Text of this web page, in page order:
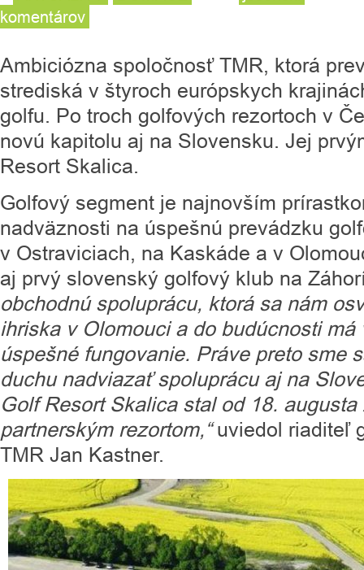
komentárov
Ambiciózna spoločnosť TMR, ktorá
strediská v štyroch európskych
golfu. Po troch golfových rezortoch v
novú kapitolu aj na Slovensku. Jej
Resort Skalica.
Golfový segment je najnovším
nadväznosti na úspešnú prevádzku
v Ostraviciach, na Kaskáde a v
aj prvý slovenský golfový klub na
obchodnú spoluprácu, ktorá sa nám
ihriska v Olomouci a do budúcnosti
úspešné fungovanie. Práve preto sme
duchu nadviazať spoluprácu aj na
Golf Resort Skalica stal od 18.
partnerským rezortom,“uviedol riaditeľ
TMR Jan Kastner.